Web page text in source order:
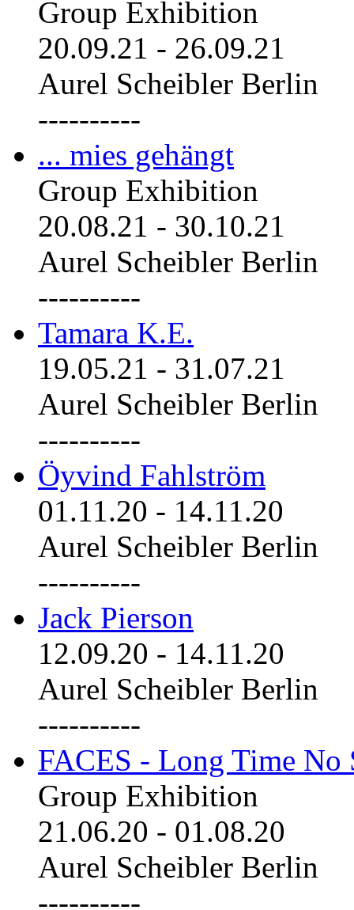
Group Exhibition
20.09.21 - 26.09.21
Aurel Scheibler Berlin
----------
... mies gehängt
Group Exhibition
20.08.21 - 30.10.21
Aurel Scheibler Berlin
----------
Tamara K.E.
19.05.21 - 31.07.21
Aurel Scheibler Berlin
----------
Öyvind Fahlström
01.11.20 - 14.11.20
Aurel Scheibler Berlin
----------
Jack Pierson
12.09.20 - 14.11.20
Aurel Scheibler Berlin
----------
FACES - Long Time No
Group Exhibition
21.06.20 - 01.08.20
Aurel Scheibler Berlin
----------